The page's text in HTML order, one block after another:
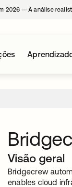
2026 — A análise
Visão geral
Bridgecrew
enables cloud